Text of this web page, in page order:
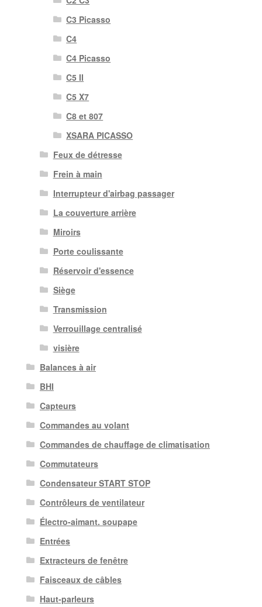
C3 Picasso
C4
C4 Picasso
C5 II
C5 X7
C8 et 807
XSARA PICASSO
Feux de détresse
Frein à main
Interrupteur d'airbag passager
La couverture arrière
Miroirs
Porte coulissante
Réservoir d'essence
Siège
Transmission
Verrouillage centralisé
visière
Balances à air
BHI
Capteurs
Commandes au volant
Commandes de chauffage de climatisation
Commutateurs
Condensateur START STOP
Contrôleurs de ventilateur
Électro-aimant. soupape
Entrées
Extracteurs de fenêtre
Faisceaux de câbles
Haut-parleurs